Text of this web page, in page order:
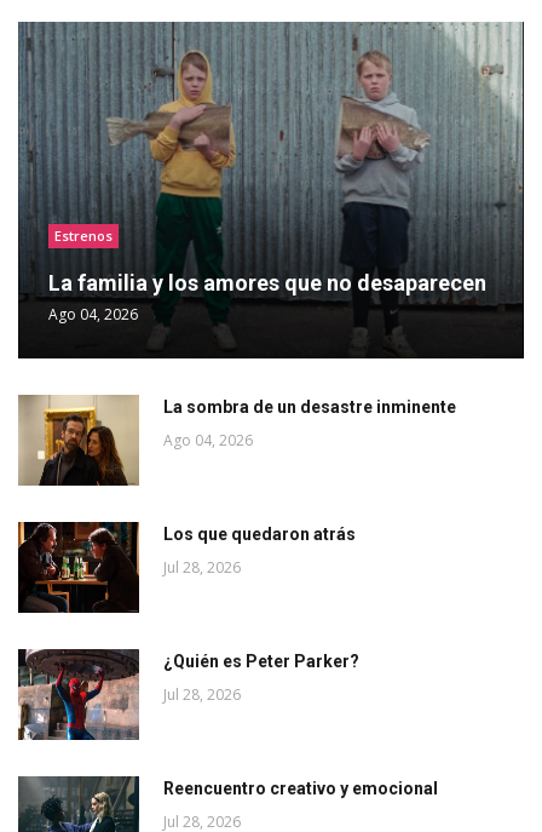
Estrenos
La familia y los amores que no desaparecen
Ago 04, 2026
La sombra de un desastre inminente
Ago 04, 2026
Los que quedaron atrás
Jul 28, 2026
¿Quién es Peter Parker?
Jul 28, 2026
Reencuentro creativo y emocional
Jul 28, 2026